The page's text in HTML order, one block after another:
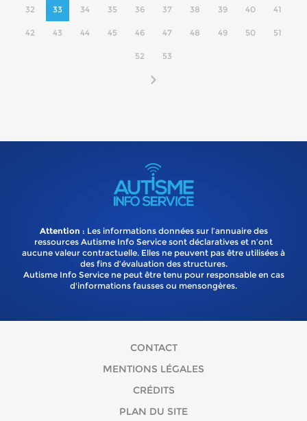
32 33 34 35 36 37 38 39 40 41
42 43 44 45 46 47 48 49 50 51
52 53
Attention : Les informations données sur l’annuaire des
ressources Autisme Info Service sont déclaratives et n’ont
aucune valeur contractuelle. Elles ne peuvent pas être utilisées à
des fins d’évaluation des structures.
Autisme Info Service ne peut être tenu pour responsable en cas
d'informations fausses ou mensongères.
CONTACT
MENTIONS LÉGALES
CRÉDITS
PLAN DU SITE